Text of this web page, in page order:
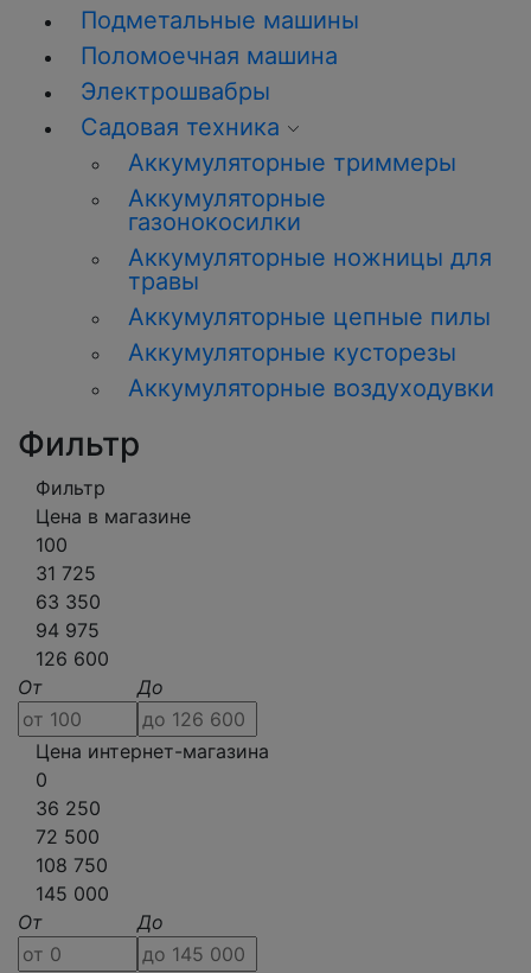
Подметальные машины
Поломоечная машина
Электрошвабры
Садовая техника
Аккумуляторные триммеры
Аккумуляторные
газонокосилки
Аккумуляторные ножницы для
травы
Аккумуляторные цепные пилы
Аккумуляторные кусторезы
Аккумуляторные воздуходувки
Фильтр
Фильтр
Цена в магазине
100
31 725
63 350
94 975
126 600
От
До
Цена интернет-магазина
0
36 250
72 500
108 750
145 000
От
До